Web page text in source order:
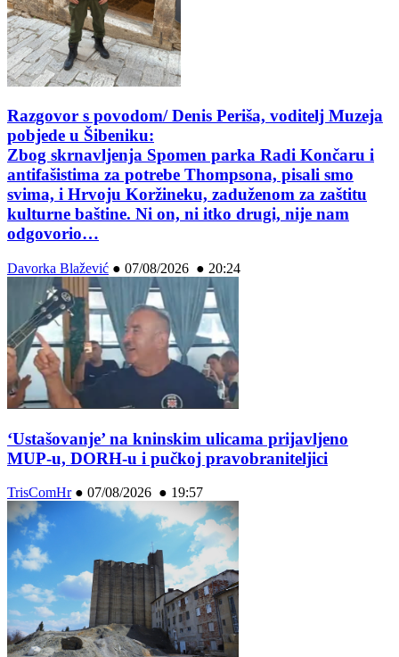
Razgovor s povodom/ Denis Periša, voditelj Muzeja
pobjede u Šibeniku:
Zbog skrnavljenja Spomen parka Radi Končaru i
antifašistima za potrebe Thompsona, pisali smo
svima, i Hrvoju Koržineku, zaduženom za zaštitu
kulturne baštine. Ni on, ni itko drugi, nije nam
odgovorio…
Davorka Blažević ● 07/08/2026 ● 20:24
‘Ustašovanje’ na kninskim ulicama prijavljeno
MUP-u, DORH-u i pučkoj pravobraniteljici
TrisComHr● 07/08/2026 ● 19:57